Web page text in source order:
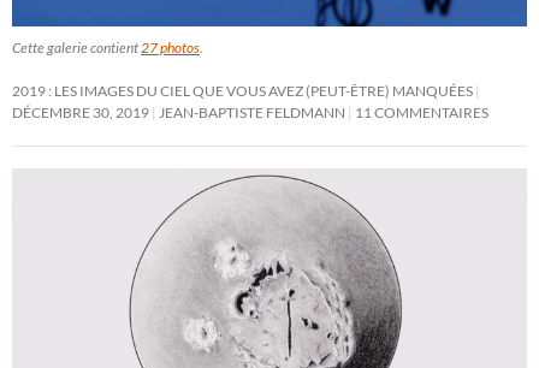
Cette galerie contient27 photos.
2019 : LES IMAGES DU CIEL QUE VOUS AVEZ (PEUT-ÊTRE) MANQUÉES
DÉCEMBRE 30, 2019 JEAN-BAPTISTE FELDMANN 11 COMMENTAIRES